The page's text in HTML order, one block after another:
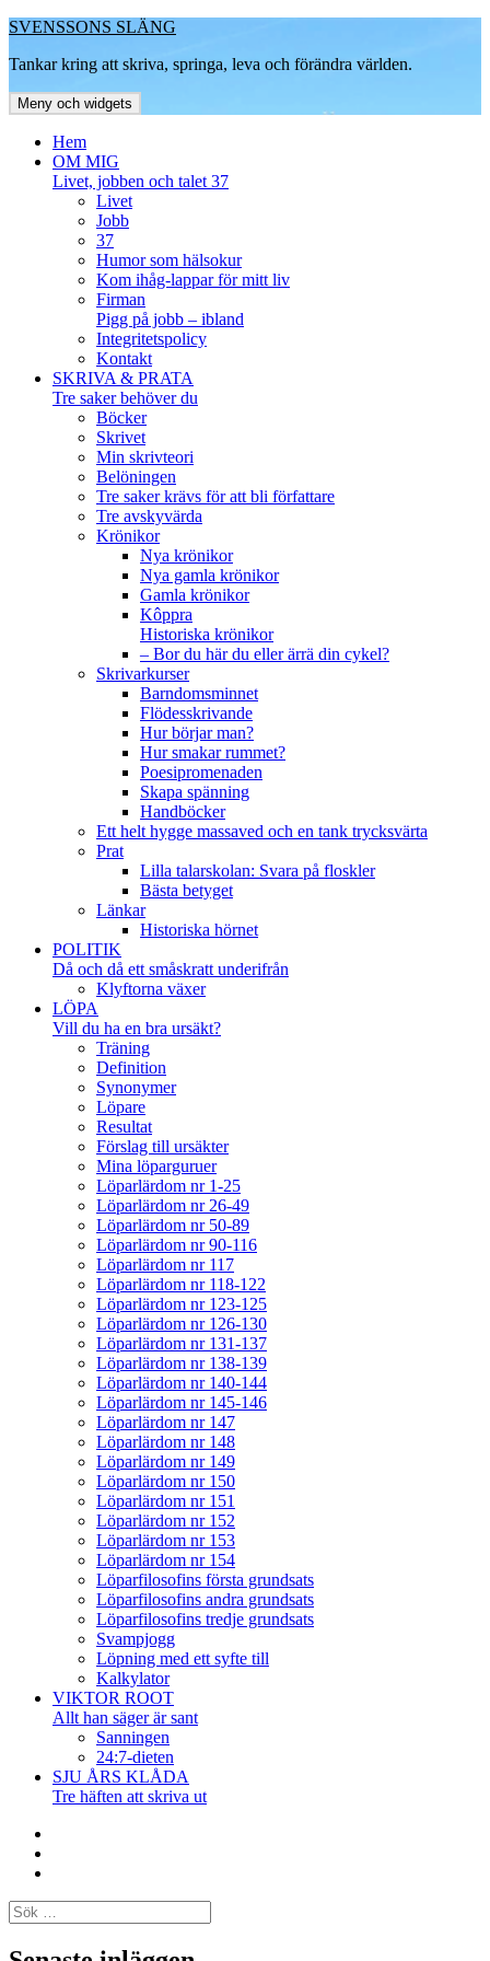
Hoppa
innehåll
SVENSSONS SLÄNG
Tankar kring att skriva, springa, leva och förändra världen.
Meny och widgets
Hem
OM MIG
Livet, jobben och talet 37
Livet
Jobb
37
Humor som hälsokur
Kom ihåg-lappar för mitt liv
Firman
Pigg på jobb – ibland
Integritetspolicy
Kontakt
SKRIVA & PRATA
Tre saker behöver du
Böcker
Skrivet
Min skrivteori
Belöningen
Tre saker krävs för att bli författare
Tre avskyvärda
Krönikor
Nya krönikor
Nya gamla krönikor
Gamla krönikor
Kôppra
Historiska krönikor
– Bor du här du eller ärrä din cykel?
Skrivarkurser
Barndomsminnet
Flödesskrivande
Hur börjar man?
Hur smakar rummet?
Poesipromenaden
Skapa spänning
Handböcker
Ett helt hygge massaved och en tank trycksvärta
Prat
Lilla talarskolan: Svara på floskler
Bästa betyget
Länkar
Historiska hörnet
POLITIK
Då och då ett småskratt underifrån
Klyftorna växer
LÖPA
Vill du ha en bra ursäkt?
Träning
Definition
Synonymer
Löpare
Resultat
Förslag till ursäkter
Mina löparguruer
Löparlärdom nr 1-25
Löparlärdom nr 26-49
Löparlärdom nr 50-89
Löparlärdom nr 90-116
Löparlärdom nr 117
Löparlärdom nr 118-122
Löparlärdom nr 123-125
Löparlärdom nr 126-130
Löparlärdom nr 131-137
Löparlärdom nr 138-139
Löparlärdom nr 140-144
Löparlärdom nr 145-146
Löparlärdom nr 147
Löparlärdom nr 148
Löparlärdom nr 149
Löparlärdom nr 150
Löparlärdom nr 151
Löparlärdom nr 152
Löparlärdom nr 153
Löparlärdom nr 154
Löparfilosofins första grundsats
Löparfilosofins andra grundsats
Löparfilosofins tredje grundsats
Svampjogg
Löpning med ett syfte till
Kalkylator
VIKTOR ROOT
Allt han säger är sant
Sanningen
24:7-dieten
SJU ÅRS KLÅDA
Tre häften att skriva ut
Sök
efter: